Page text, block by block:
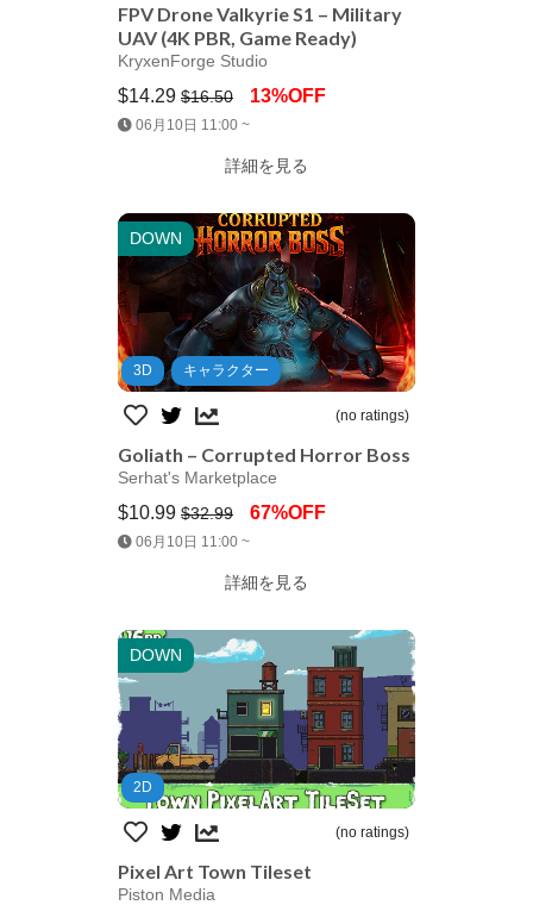
FPV Drone Valkyrie S1 – Military
UAV (4K PBR, Game Ready)
KryxenForge Studio
$14.29 $16.50 13%OFF
06月10日 11:00 ~
詳細を見る
DOWN
Jump AssetStore
3D キャラクター
(no ratings)
Goliath – Corrupted Horror Boss
Serhat's Marketplace
$10.99 $32.99 67%OFF
06月10日 11:00 ~
詳細を見る
DOWN
Jump AssetStore
2D
(no ratings)
Pixel Art Town Tileset
Piston Media